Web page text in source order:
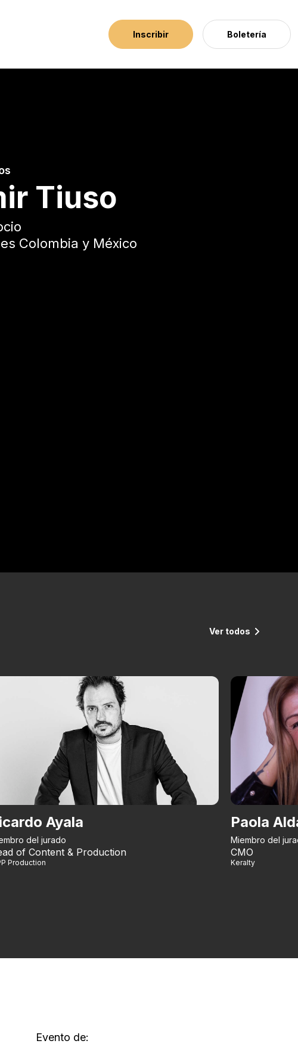
Inscribir Boletería
Tiuso
Colombia y México
Ver todos
Ayala
del jurado
of Content & Production
Production
Paola
Miembro del
CMO
Keralty
Evento de: